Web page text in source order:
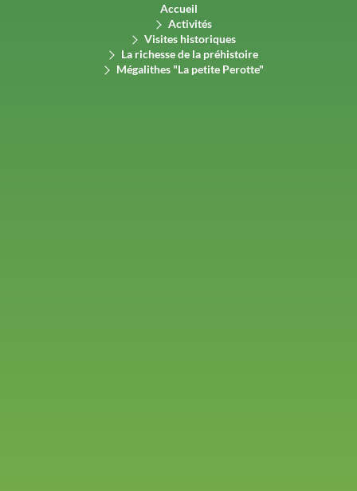
Accueil
Activités
Visites historiques
La richesse de la préhistoire
Mégalithes "La petite Perotte"